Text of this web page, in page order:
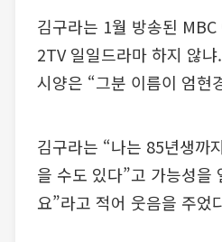
김구라는 1월 방송된
2TV 일일드라마 하지 않
시양은 “그분 이름이 엄현
김구라는 “나는 85년생까
을 수도 있다”고 가능성을
요”라고 적어 웃음을 주었